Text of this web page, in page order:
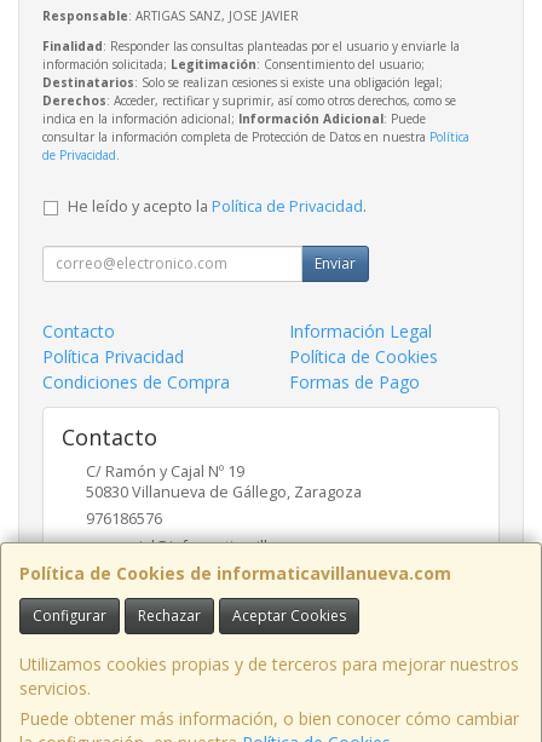
Política de Cookies de informaticavillanueva.com
Configurar Rechazar Aceptar Cookies
Utilizamos cookies propias y de terceros para mejorar nuestros
servicios.
Puede obtener más información, o bien conocer cómo cambiar
Responsable: ARTIGAS SANZ, JOSE JAVIER
Finalidad: Responder las consultas planteadas por el usuario y enviarle la
información solicitada; Legitimación: Consentimiento del usuario;
Destinatarios: Solo se realizan cesiones si existe una obligación legal;
Derechos: Acceder, rectificar y suprimir, así como otros derechos, como se
indica en la información adicional; Información Adicional: Puede
consultar la información completa de Protección de Datos en nuestra Política
de Privacidad
He leído y acepto la Política de Privacidad.
Enviar
Contacto
Información Legal
Política Privacidad
Política de Cookies
Condiciones de Compra
Formas de Pago
Contacto
C/ Ramón y Cajal Nº 19
50830Villanueva de Gállego, Zaragoza
976186576
comercial@informaticavillanueva.com
Horario
De Lunes a Viernes. 10-13:30 16:30-19:30 H.